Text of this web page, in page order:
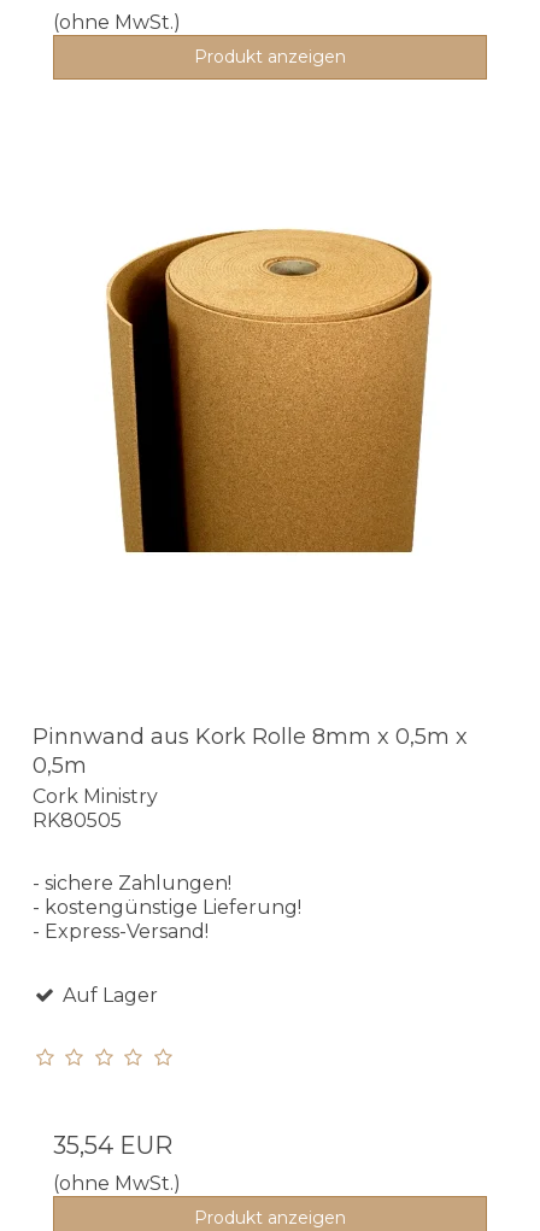
(ohne MwSt.)
Produkt anzeigen
Pinnwand aus Kork Rolle 8mm x 0,5m x
0,5m
Cork Ministry
RK80505
- sichere Zahlungen!
- kostengünstige Lieferung!
- Express-Versand!
Auf Lager
35,54 EUR
(ohne MwSt.)
Produkt anzeigen